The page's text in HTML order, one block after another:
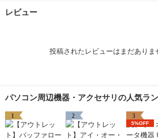
レビュー
投稿されたレビューはまだありま
パソコン周辺機器・アクセサリの人気ラ
1 2 3
5%OFF